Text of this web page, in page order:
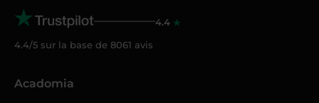
4.4
4.4/5 sur la base de 8061 avis
Acadomia